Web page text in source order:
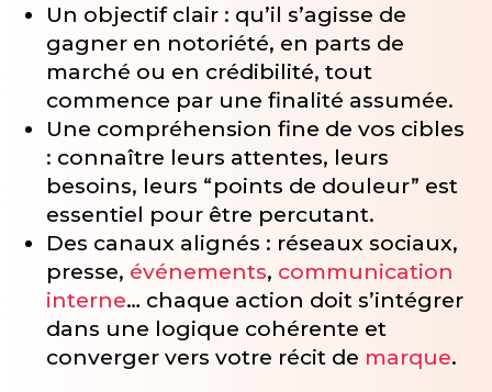
Un objectif clair : qu’il s’agisse de
gagner en notoriété, en parts de
marché ou en crédibilité, tout
commence par une finalité assumée.
Une compréhension fine de vos cibles
: connaître leurs attentes, leurs
besoins, leurs “points de douleur” est
essentiel pour être percutant.
Des canaux alignés : réseaux sociaux,
presse, événements, communication
interne… chaque action doit s’intégrer
dans une logique cohérente et
converger vers votre récit de marque.